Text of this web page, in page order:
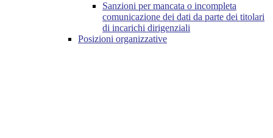
Sanzioni per mancata o incompleta
comunicazione dei dati da parte dei titolari
di incarichi dirigenziali
Posizioni organizzative